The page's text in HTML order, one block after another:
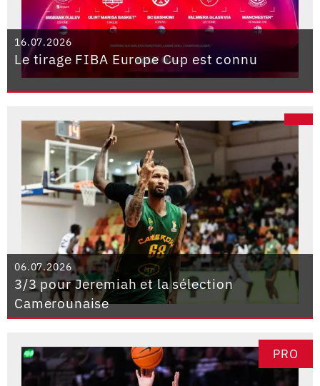
16.07.2026
Le tirage FIBA Europe Cup est connu
06.07.2026
3/3 pour Jeremiah et la sélection
Camerounaise
PRO